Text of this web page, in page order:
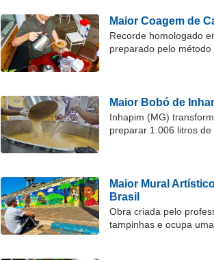
Maior Coagem de
Recorde homologado
preparado pelo método
Maior Bobó de
Inhapim (MG)
preparar 1.006 litros
Maior Mural
Brasil
Obra criada pelo
tampinhas e ocupa